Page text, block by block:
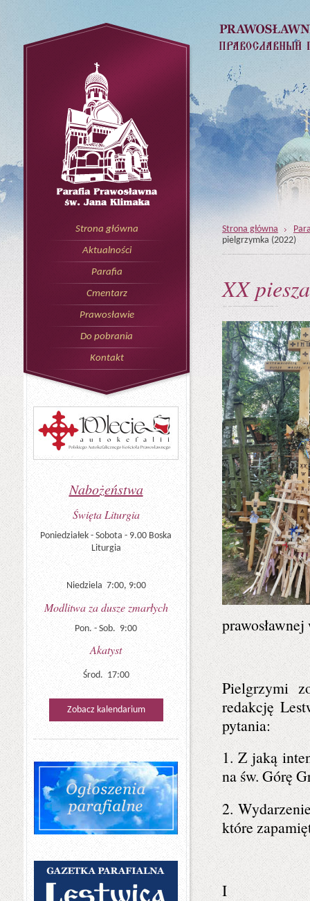
Strona główna
Aktualności
Parafia
Cmentarz
Prawosławie
Do pobrania
Kontakt
Nabożeństwa
Święta Liturgia
Poniedziałek - Sobota - 9.00 Boska
Liturgia
Niedziela 7:00, 9:00
Modlitwa za dusze zmarłych
Pon. - Sob. 9:00
Akatyst
Środ. 17:00
Zobacz kalendarium
Strona główna
pielgrzymka (2022)
XX
Pielgrzymi
redakcję
pytania:
1. Z jaką
na św. Górę
2.
które
I